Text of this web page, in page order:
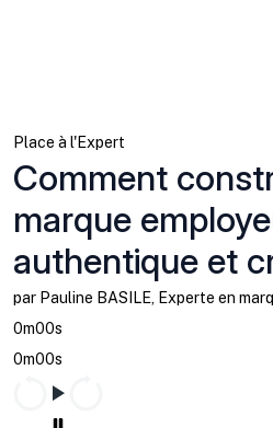
Place à l'Expert
Comment
marque
authentique et
par Pauline BASILE, Experte en
0m00s
0m00s